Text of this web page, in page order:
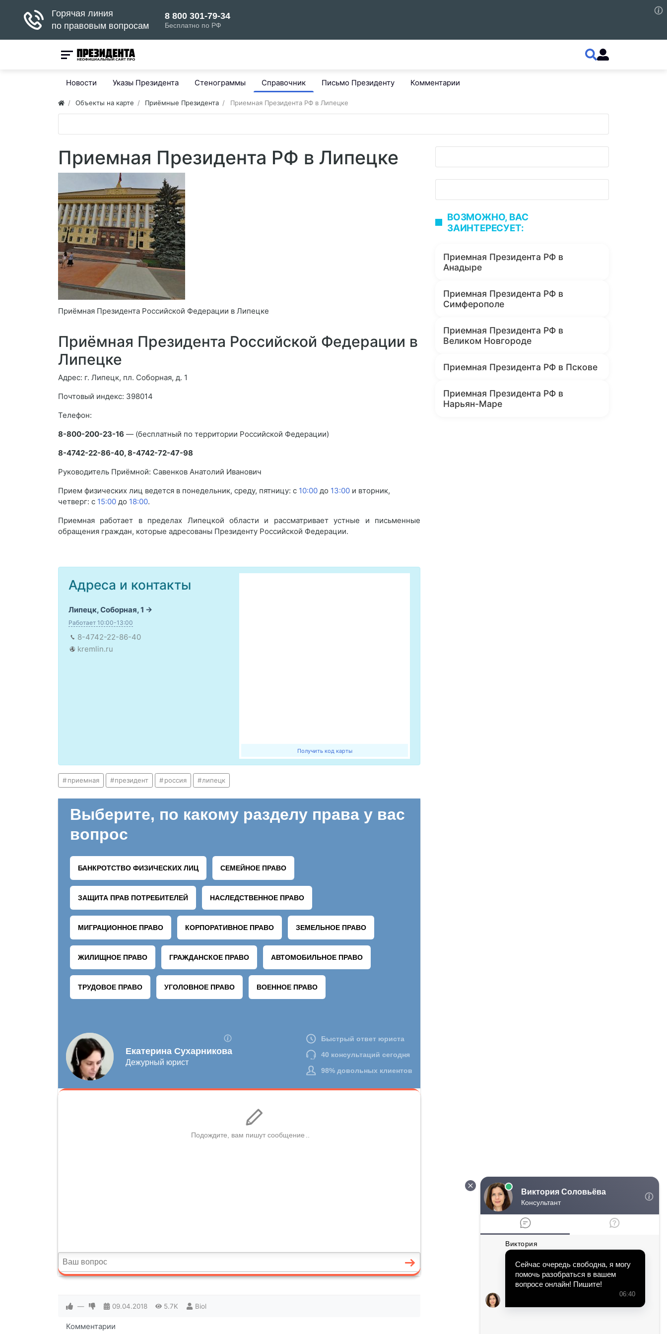
Новости Указы Президента Стенограммы Справочник Письмо Президенту Комментарии
Объекты на карте Приёмные Президента Приемная Президента РФ в Липецке
Приемная Президента РФ в Липецке
Приёмная Президента Российской Федерации в Липецке
Приёмная Президента Российской Федерации в
Липецке
Адрес: г. Липецк, пл. Соборная, д. 1
Почтовый индекс: 398014
Телефон:
8-800-200-23-16 — (бесплатный по территории Российской Федерации)
8-4742-22-86-40, 8-4742-72-47-98
Руководитель Приёмной: Савенков Анатолий Иванович
Прием физических лиц ведется в понедельник, среду, пятницу: с 10:00 до 13:00 и вторник,
четверг: с 15:00 до 18:00.
Приемная работает в пределах Липецкой области и рассматривает устные и письменные
обращения граждан, которые адресованы Президенту Российской Федерации.
Получить код карты
Адреса и контакты
Липецк, Соборная, 1
Работает 10:00-13:00
8-4742-22-86-40
kremlin.ru
приемная президент россия липецк
— 09.04.2018 5.7K Biol
Комментарии
ВОЗМОЖНО, ВАС
ЗАИНТЕРЕСУЕТ:
Приемная Президента РФ в
Анадыре
Приемная Президента РФ в
Симферополе
Приемная Президента РФ в
Великом Новгороде
Приемная Президента РФ в Пскове
Приемная Президента РФ в
Нарьян-Маре